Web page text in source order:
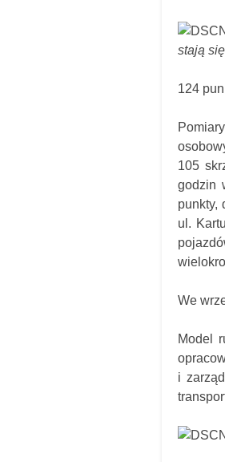
stają
124
105
godzin
punkty,
ul.
We
Model
i